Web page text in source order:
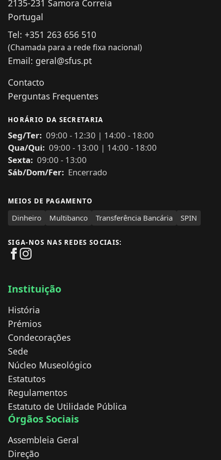
2135-231 Samora Correia
Portugal
Tel: +351 263 656 510
(Chamada para a rede fixa nacional)
Email: geral@sfus.pt
Contacto
Perguntas Frequentes
HORÁRIO DA SECRETARIA
Seg/Ter: 09:00 - 12:30 | 14:00 - 18:00
Qua/Qui: 09:00 - 13:00 | 14:00 - 18:00
Sexta: 09:00 - 13:00
Sáb/Dom/Fer: Encerrado
MEIOS DE PAGAMENTO
Dinheiro Multibanco Transferência Bancária SPIN
SIGA-NOS NAS REDES SOCIAIS:
Instituição
História
Prémios
Condecorações
Sede
Núcleo Museológico
Estatutos
Regulamentos
Estatuto de Utilidade Pública
Órgãos Sociais
Assembleia Geral
Direção